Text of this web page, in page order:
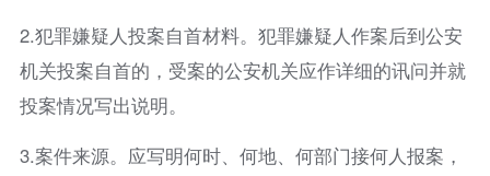
2.犯罪嫌疑人投案自首材料。犯罪嫌疑人作案后到公安
机关投案自首的，受案的公安机关应作详细的讯问并就
投案情况写出说明。
3.案件来源。应写明何时、何地、何部门接何人报案，